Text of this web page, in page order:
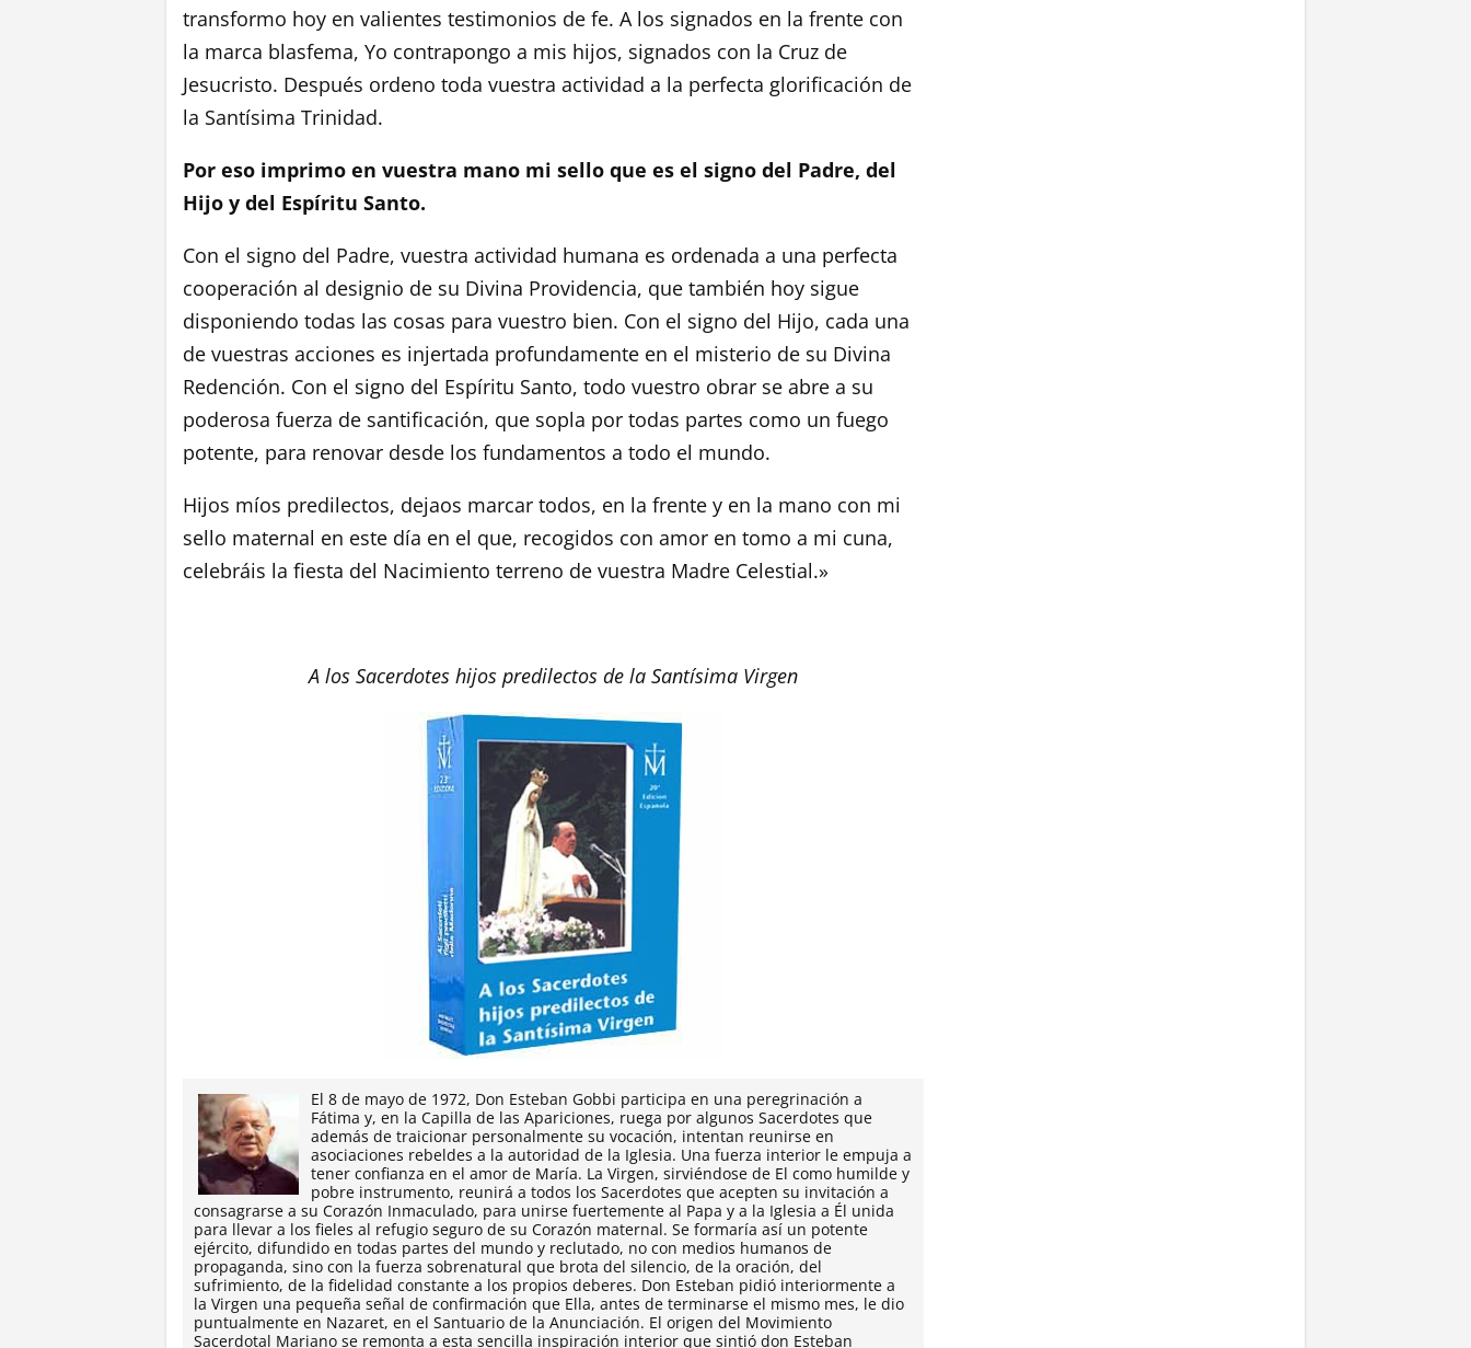
transformo hoy en valientes testimonios de fe. A los signados en la frente con
la marca blasfema, Yo contrapongo a mis hijos, signados con la Cruz de
Jesucristo. Después ordeno toda vuestra actividad a la perfecta glorificación de
la Santísima Trinidad.
Por eso imprimo en vuestra mano mi sello que es el signo del Padre, del
Hijo y del Espíritu Santo.
Con el signo del Padre, vuestra actividad humana es ordenada a una perfecta
cooperación al designio de su Divina Providencia, que también hoy sigue
disponiendo todas las cosas para vuestro bien. Con el signo del Hijo, cada una
de vuestras acciones es injertada profundamente en el misterio de su Divina
Redención. Con el signo del Espíritu Santo, todo vuestro obrar se abre a su
poderosa fuerza de santificación, que sopla por todas partes como un fuego
potente, para renovar desde los fundamentos a todo el mundo.
Hijos míos predilectos, dejaos marcar todos, en la frente y en la mano con mi
sello maternal en este día en el que, recogidos con amor en tomo a mi cuna,
celebráis la fiesta del Nacimiento terreno de vuestra Madre Celestial.»
A los Sacerdotes hijos predilectos de la Santísima Virgen
El 8 de mayo de 1972, Don Esteban Gobbi participa en una peregrinación a
Fátima y, en la Capilla de las Apariciones, ruega por algunos Sacerdotes que
además de traicionar personalmente su vocación, intentan reunirse en
asociaciones rebeldes a la auto­ridad de la Iglesia. Una fuerza interior le empuja a
tener confianza en el amor de María. La Virgen, sirviéndose de El como humilde y
pobre ins­trumento, reunirá a todos los Sacerdotes que acepten su invitación a
consagrarse a su Corazón Inmaculado, para unirse fuertemente al Papa y a la Iglesia a Él unida
para llevar a los fieles al refugio seguro de su Corazón maternal. Se formaría así un potente
ejército, difundido en todas partes del mundo y reclutado, no con medios humanos de
propaganda, sino con la fuerza sobrenatural que brota del silencio, de la oración, del
sufrimiento, de la fidelidad constante a los propios deberes. Don Esteban pidió interiormente a
la Virgen una pequeña señal de confirmación que Ella, antes de terminarse el mismo mes, le dio
puntualmente en Nazaret, en el Santuario de la Anun­ciación. El origen del Movimiento
Sacerdotal Mariano se remonta a esta sencilla inspiración interior que sintió don Esteban